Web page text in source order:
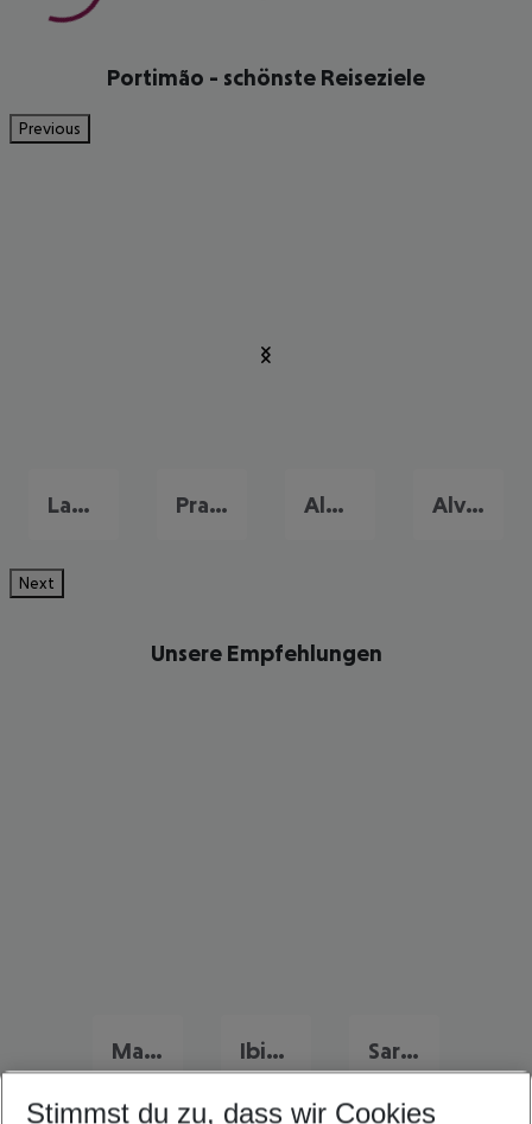
Portimão - schönste Reiseziele
Previous
Lagos Praia da Falesia Albufeira Alvor
Next
Unsere Empfehlungen
Mallorca Familienurlaub Ibiza Familienurlaub Sardinien Familienurlaub
Stimmst du zu, dass wir Cookies